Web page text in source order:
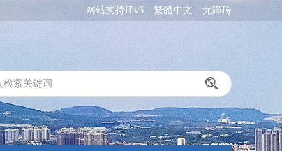
网站支持IPv6 繁體中文 无障碍